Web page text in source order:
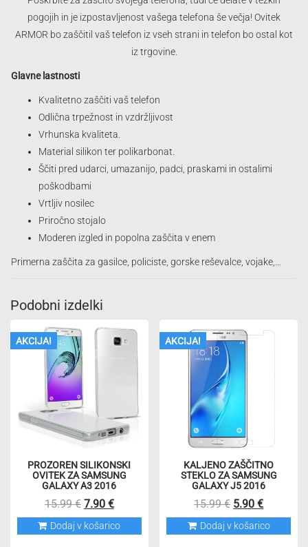
pogojih in je izpostavljenost vašega telefona še večja! Ovitek
ARMOR bo zaščitil vaš telefon iz vseh strani in telefon bo ostal kot
iz trgovine.
Glavne lastnosti
Kvalitetno zaščiti vaš telefon
Odlična trpežnost in vzdržljivost
Vrhunska kvaliteta.
Material silikon ter polikarbonat.
Ščiti pred udarci, umazanijo, padci, praskami in ostalimi
poškodbami
Vrtljiv nosilec
Priročno stojalo
Moderen izgled in popolna zaščita v enem
Primerna zaščita za gasilce, policiste, gorske reševalce, vojake,…
Podobni izdelki
AKCIJA!
PROZOREN SILIKONSKI
OVITEK ZA SAMSUNG
GALAXY A3 2016
15.99€ Izvirna
cena
7.90 €Trenutna
cena
Dodaj v košarico
AKCIJA!
KALJENO ZAŠČITNO
STEKLO ZA SAMSUNG
GALAXY J5 2016
15.99€ Izvirna
cena
5.90€Trenutna
cena
Dodaj v košarico